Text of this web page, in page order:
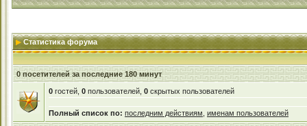
Статистика форума
0 посетителей за последние 180 минут
0 гостей, 0 пользователей, 0 скрытых пользователей
Полный список по: последним действиям именам пользователей